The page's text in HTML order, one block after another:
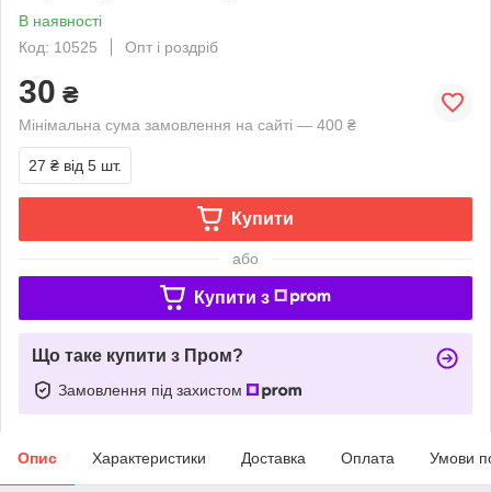
В наявності
Код: 10525
Опт і роздріб
30 ₴
Мінімальна сума замовлення на сайті — 400 ₴
27 ₴ від 5 шт.
Купити
або
Купити з
Що таке купити з Пром?
Замовлення під захистом
Опис Характеристики Доставка Оплата Умови